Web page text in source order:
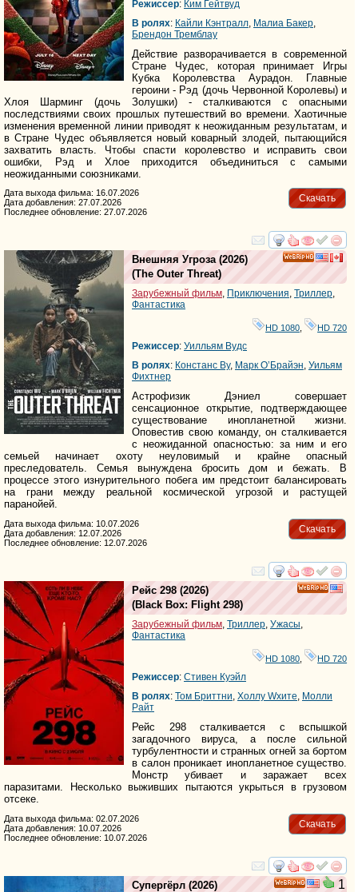
Режиссер: Ким Гейтвуд
В ролях: Кайли Кэнтралл Малиа Бакер
Брендон Тремблаy
Действие разворачивается в современной
Стране Чудес, которая принимает Игры
Кубка Королевства Аурадон. Главные
героини - Рэд (дочь Червонной Королевы) и
Хлоя Шарминг (дочь Золушки) - сталкиваются с опасными
последствиями своих прошлых путешествий во времени. Хаотичные
изменения временной линии приводят к неожиданным результатам, и
в Стране Чудес объявляется новый коварный злодей, пытающийся
захватить власть. Чтобы спасти королевство и исправить свои
ошибки, Рэд и Хлое приходится объединиться с самыми
неожиданными союзниками.
Скачать
Дата выхода фильма: 16.07.2026
Дата добавления: 27.07.2026
Последнее обновление: 27.07.2026
смотреть
Внешняя Угроза(2026)
(The Outer Threat)
Зарубежный фильм, Приключения, Триллер,
Фантастика
HD 1080 HD 720
Режиссер: Уилльям Вудс
В ролях: Констанс Ву, Марк О’Брайэн, Уильям
Фихтнер
Астрофизик Дэниел совершает
сенсационное открытие, подтверждающее
существование инопланетной жизни.
Оповестив свою команду, он сталкивается
с неожиданной опасностью: за ним и его
семьей начинает охоту неуловимый и крайне опасный
преследователь. Семья вынуждена бросить дом и бежать. В
процессе этого изнурительного побега им предстоит балансировать
на грани между реальной космической угрозой и растущей
паранойей.
Скачать
Дата выхода фильма: 10.07.2026
Дата добавления: 12.07.2026
Последнее обновление: 12.07.2026
смотреть
Рейс 298 (2026)
(Black Box: Flight 298)
Зарубежный фильм, Триллер, Ужасы,
Фантастика
HD 1080 HD 720
Режиссер: Стивен Куэйл
В ролях: Том Бриттни, Холлy Wхите, Молли
Райт
Рейс 298 сталкивается с вспышкой
загадочного вируса, а после сильной
турбулентности и странных огней за бортом
в салон проникает инопланетное существо.
Монстр убивает и заражает всех
паразитами. Несколько выживших пытаются укрыться в грузовом
отсеке.
Скачать
Дата выхода фильма: 02.07.2026
Дата добавления: 10.07.2026
Последнее обновление: 10.07.2026
смотреть
1
Супергёрл (2026)